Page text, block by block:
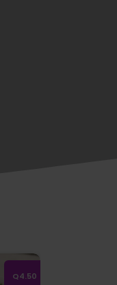
Q4.50